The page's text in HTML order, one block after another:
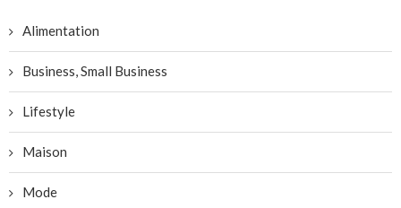
Alimentation
Business, Small Business
Lifestyle
Maison
Mode